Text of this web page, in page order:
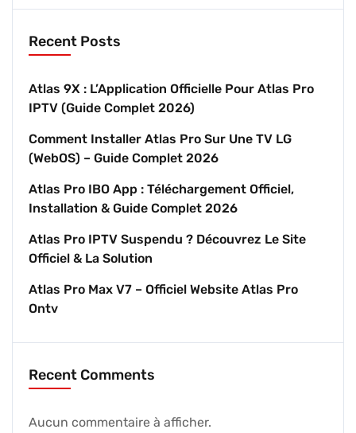
Recent Posts
Atlas 9X : L’Application Officielle Pour Atlas Pro
IPTV (Guide Complet 2026)
Comment Installer Atlas Pro Sur Une TV LG
(webOS) – Guide Complet 2026
Atlas Pro IBO App : Téléchargement Officiel,
Installation & Guide Complet 2026
Atlas Pro IPTV Suspendu ? Découvrez Le Site
Officiel & La Solution
Atlas Pro Max V7 – Officiel Website Atlas Pro
Ontv
Recent Comments
Aucun commentaire à afficher.